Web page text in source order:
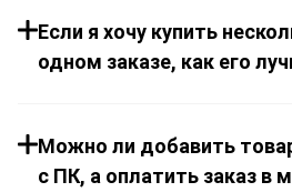
Если я хочу купить
одном заказе, как его
Можно ли добавить
с ПК, а оплатить заказ в